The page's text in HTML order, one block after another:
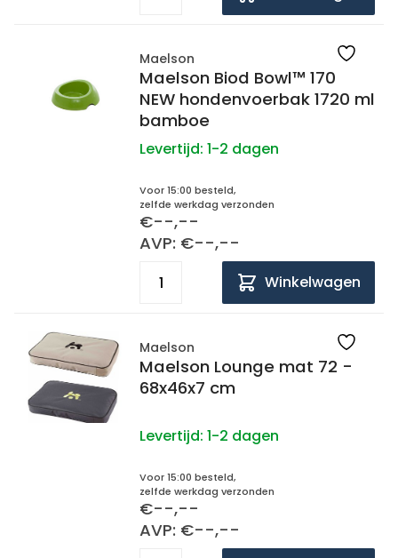
Maelson
Maelson Biod Bowl™ 170
NEW hondenvoerbak 1720 ml
bamboe
Levertijd: 1-2 dagen
Voor 15:00 besteld,
zelfde werkdag verzonden
€--,--
AVP: €--,--
Winkelwagen
Maelson
Maelson Lounge mat 72 -
68x46x7 cm
Levertijd: 1-2 dagen
Voor 15:00 besteld,
zelfde werkdag verzonden
€--,--
AVP: €--,--